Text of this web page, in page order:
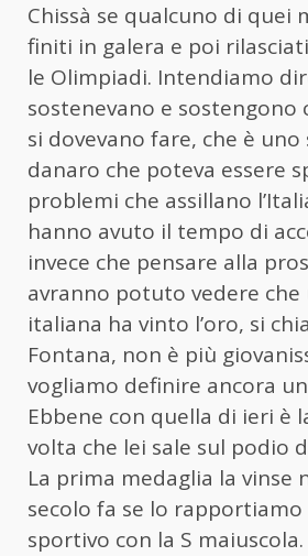
Chissà se qualcuno di quei
finiti in galera e poi
le Olimpiadi. Intendiamo
sostenevano e sostengono
si dovevano fare, che è uno
danaro che poteva essere
problemi che assillano
hanno avuto il tempo di
invece che pensare alla
avranno potuto vedere che
italiana ha vinto l’oro, si
Fontana, non è più
vogliamo definire ancora
Ebbene con quella di ieri è
volta che lei sale sul podio
La prima medaglia la vinse
secolo fa se lo rapportiamo
sportivo con la S maiuscola.